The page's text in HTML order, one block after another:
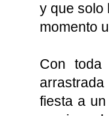
y que solo
momento
Con
fiesta a